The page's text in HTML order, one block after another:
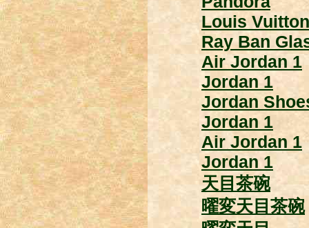
Louis Vuitton
Ray Ban
Air Jordan 1
Jordan 1
Jordan
Jordan 1
Air Jordan 1
Jordan 1
天目茶碗
曜変天目茶碗